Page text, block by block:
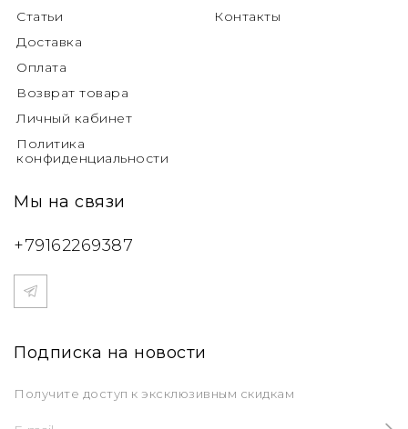
Статьи
Доставка
Оплата
Возврат товара
Личный кабинет
Политика
конфиденциальности
Контакты
Мы на связи
+79162269387
Подписка на новости
Получите доступ к эксклюзивным скидкам